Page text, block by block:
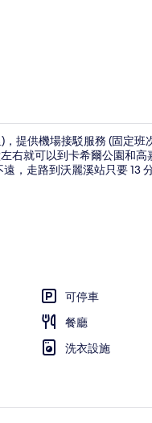
，提供機場接駁服務 (固定
右就可以到卡希爾公園和
，走路到沃麗溪站只要 13 分
可停車
餐廳
洗衣設施